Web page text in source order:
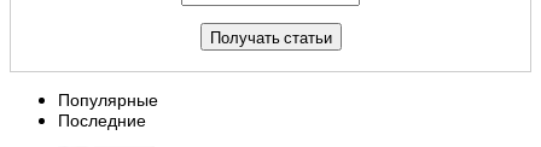
Популярные
Последние